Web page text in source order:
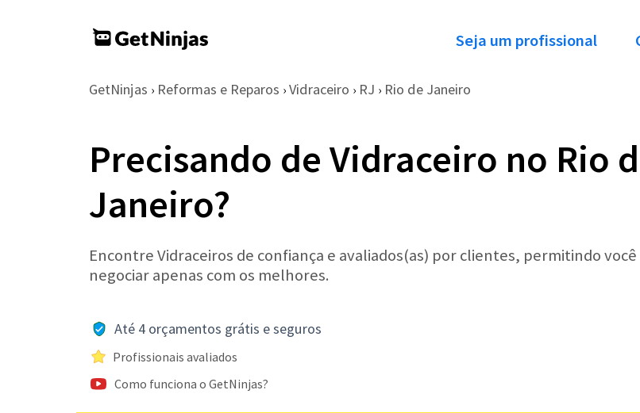
Seja um profissional
GetNinjas › Reformas e Reparos › Vidraceiro › RJ › Rio de Janeiro
Precisando de Vidraceiro no Rio
Janeiro?
Encontre Vidraceiros de confiança e avaliados(as) por clientes, permitindo você
negociar apenas com os melhores.
Até 4 orçamentos grátis e seguros
Profissionais avaliados
Como funciona o GetNinjas?